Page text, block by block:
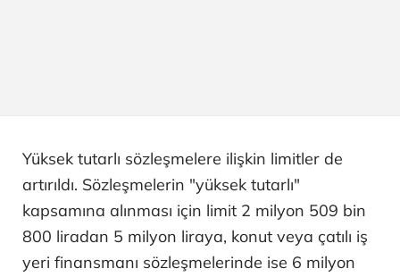
Yüksek tutarlı sözleşmelere ilişkin limitler de
artırıldı. Sözleşmelerin "yüksek tutarlı"
kapsamına alınması için limit 2 milyon 509 bin
800 liradan 5 milyon liraya, konut veya çatılı iş
yeri finansmanı sözleşmelerinde ise 6 milyon